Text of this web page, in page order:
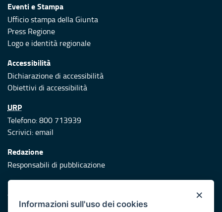
Eventi e Stampa
Ufficio stampa della Giunta
Press Regione
Logo e identità regionale
Accessibilità
Dichiarazione di accessibilità
Obiettivi di accessibilità
URP
Telefono: 800 713939
Scrivici:email
Redazione
Responsabili di pubblicazione
Protezione civile
Vai al sito di Protezione Civile Puglia
×
Informazioni sull'uso dei cookies